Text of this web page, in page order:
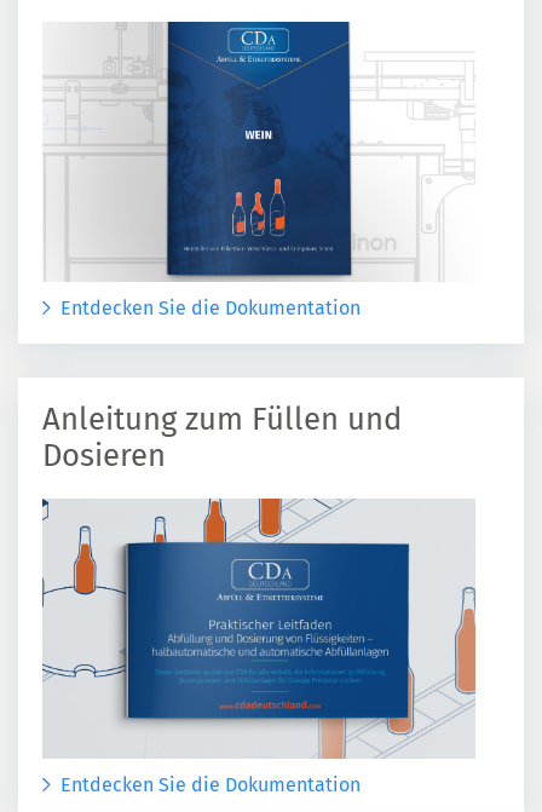
Entdecken Sie die Dokumentation
Anleitung zum Füllen und
Dosieren
Entdecken Sie die Dokumentation